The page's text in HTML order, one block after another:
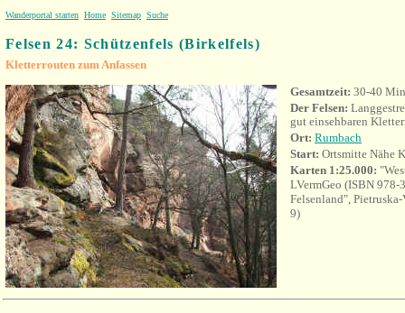
Wanderportal starten Home Sitemap Suche
Felsen 24: Schützenfels (Birkelfels)
Kletterrouten zum Anfassen
Gesamtzeit: 30-40
Der Felsen:
gut einsehbaren
Ort: Rumbach
Start: Ortsmitte Nähe
Karten 1:25.000:
LVermGeo (ISBN
Felsenland",
9)